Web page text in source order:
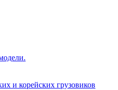
и корейских грузовиков